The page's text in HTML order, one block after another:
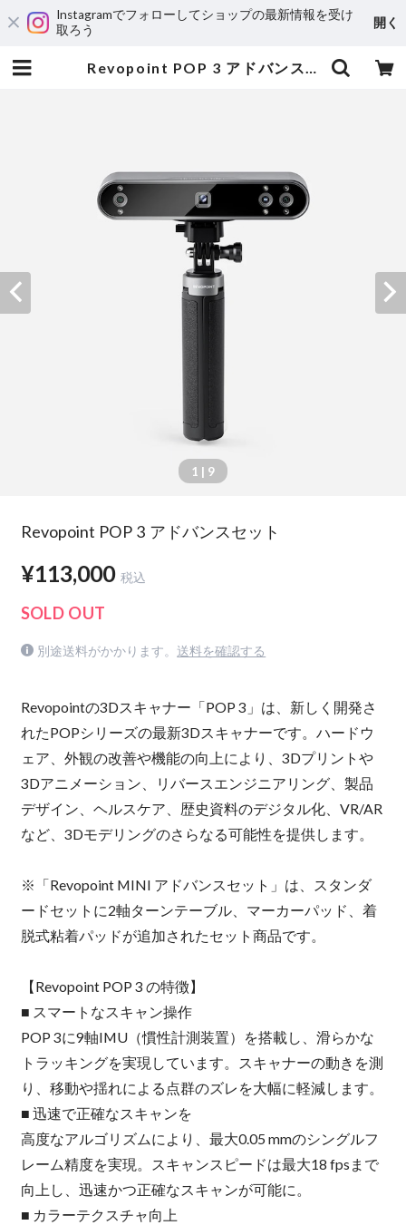
Instagramでフォローしてショップの最新情報を受け
取ろう
開く
Revopoint POP 3 アドバンスセット | 3DPRINTER SHOP id.arts
1 | 9
Revopoint POP 3 アドバンスセット
¥113,000 税込
SOLD OUT
別途送料がかかります。 送料を確認する
Revopointの3Dスキャナー「POP 3」は、新しく開発さ
れたPOPシリーズの最新3Dスキャナーです。ハードウ
ェア、外観の改善や機能の向上により、3Dプリントや
3Dアニメーション、リバースエンジニアリング、製品
デザイン、ヘルスケア、歴史資料のデジタル化、VR/AR
など、3Dモデリングのさらなる可能性を提供します。
※「Revopoint MINI アドバンスセット」は、スタンダ
ードセットに2軸ターンテーブル、マーカーパッド、着
脱式粘着パッドが追加されたセット商品です。
【Revopoint POP 3 の特徴】
■ スマートなスキャン操作
POP 3に9軸IMU（慣性計測装置）を搭載し、滑らかな
トラッキングを実現しています。スキャナーの動きを測
り、移動や揺れによる点群のズレを大幅に軽減します。
■ 迅速で正確なスキャンを
高度なアルゴリズムにより、最大0.05 mmのシングルフ
レーム精度を実現。スキャンスピードは最大18 fpsまで
向上し、迅速かつ正確なスキャンが可能に。
■ カラーテクスチャ向上